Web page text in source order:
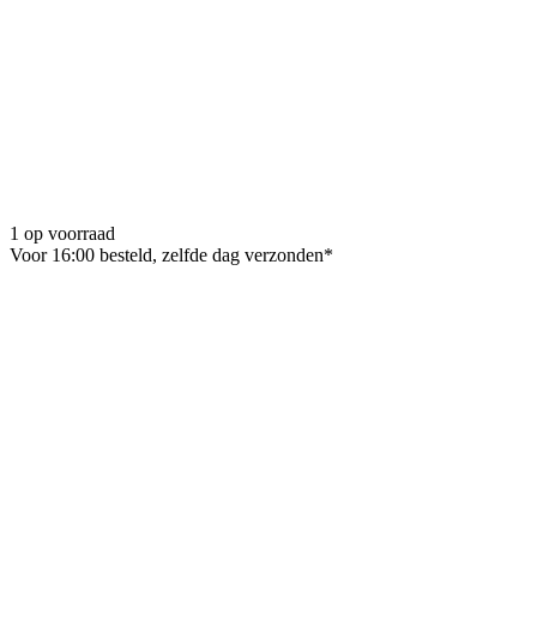
1 op voorraad
Voor 16:00 besteld, zelfde dag verzonden*